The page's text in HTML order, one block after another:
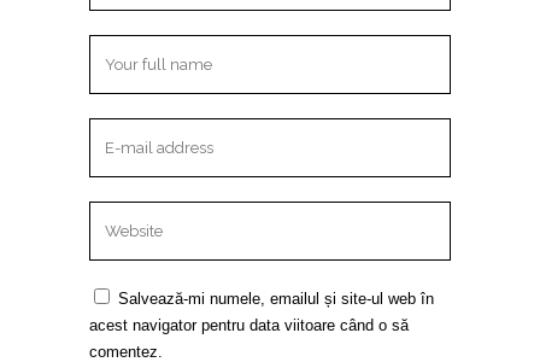
Salvează-mi numele, emailul și site-ul web în
acest navigator pentru data viitoare când o să
comentez.